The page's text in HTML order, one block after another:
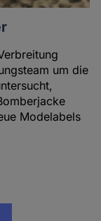
um die
Modelabels